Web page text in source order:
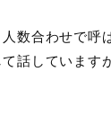
数合わせで呼
話しています